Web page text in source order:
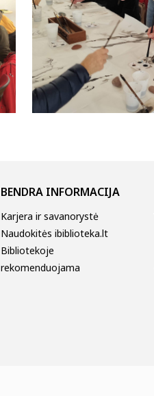
BENDRA INFORMACIJA
Karjera ir savanorystė
Naudokitės ibiblioteka.lt
Bibliotekoje
rekomenduojama